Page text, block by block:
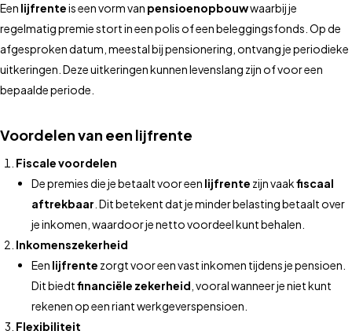
Een lijfrenteis een vorm van pensioenopbouwwaarbij je
regelmatig premie stort in een polis of een beleggingsfonds. Op de
afgesproken datum, meestal bij pensionering, ontvang je periodieke
uitkeringen. Deze uitkeringen kunnen levenslang zijn of voor een
bepaalde periode.
Voordelen van een lijfrente
Fiscale voordelen
De premies die je betaalt voor een lijfrente zijn vaakfiscaal
aftrekbaar . Dit betekent dat je minder belasting betaalt over
je inkomen, waardoor je netto voordeel kunt behalen.
Inkomenszekerheid
Een lijfrente zorgt voor een vast inkomen tijdens je pensioen.
Dit biedtfinanciële zekerheid , vooral wanneer je niet kunt
rekenen op een riant werkgeverspensioen.
Flexibiliteit